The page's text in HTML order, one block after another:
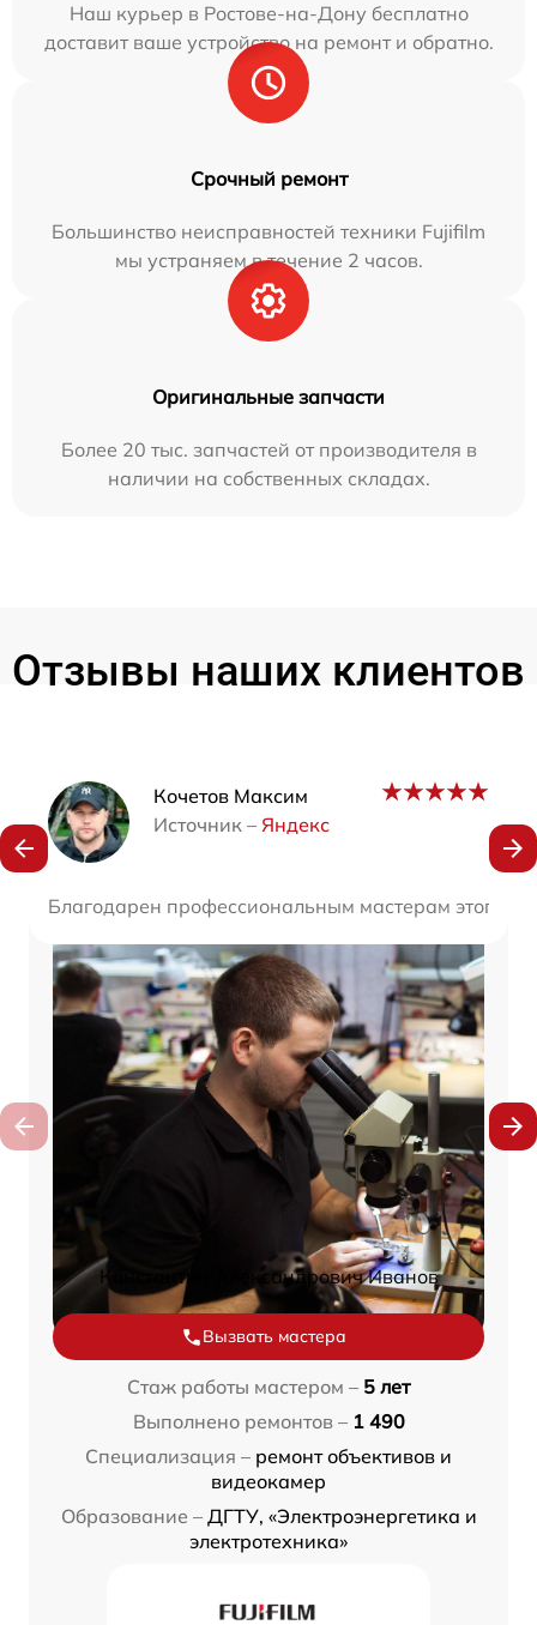
Наш курьер в Ростове-на-Дону бесплатно
доставит ваше устройство на ремонт и обратно.
Срочный ремонт
Большинство неисправностей техники Fujifilm
мы устраняем в течение 2 часов.
Оригинальные запчасти
Более 20 тыс. запчастей от производителя в
наличии на собственных складах.
Отзывы наших клиентов
Кочетов Максим
Источник – Яндекс
Благодарен профессиональным мастерам этого
Наши мастера
Константин Александрович Иванов
Вызвать мастера
Стаж работы мастером – 5 лет
Выполнено ремонтов – 1 490
Специализация – ремонт объективов и
видеокамер
Образование – ДГТУ, «Электроэнергетика и
электротехника»